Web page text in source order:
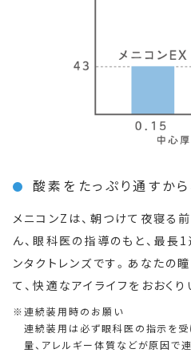
酸素をたっぷり通すか
メニコンZは、朝つけて夜寝る
ん、眼科医の指導のもと、最長
ンタクトレンズです。あなたの
て、快適なアイライフをおおくり
連続装用時のお願い
連続装用は必ず眼科医の指示を受
量、アレルギー体質などが原因で